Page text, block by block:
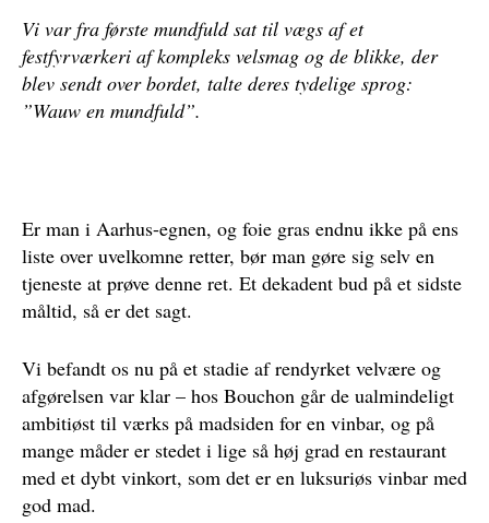
Vi var fra første mundfuld sat til vægs af et
festfyrværkeri af kompleks velsmag og de blikke, der
blev sendt over bordet, talte deres tydelige sprog:
”Wauw en mundfuld”.
Er man i Aarhus-egnen, og foie gras endnu ikke på ens
liste over uvelkomne retter, bør man gøre sig selv en
tjeneste at prøve denne ret. Et dekadent bud på et sidste
måltid, så er det sagt.
Vi befandt os nu på et stadie af rendyrket velvære og
afgørelsen var klar – hos Bouchon går de ualmindeligt
ambitiøst til værks på madsiden for en vinbar, og på
mange måder er stedet i lige så høj grad en restaurant
med et dybt vinkort, som det er en luksuriøs vinbar med
god mad.